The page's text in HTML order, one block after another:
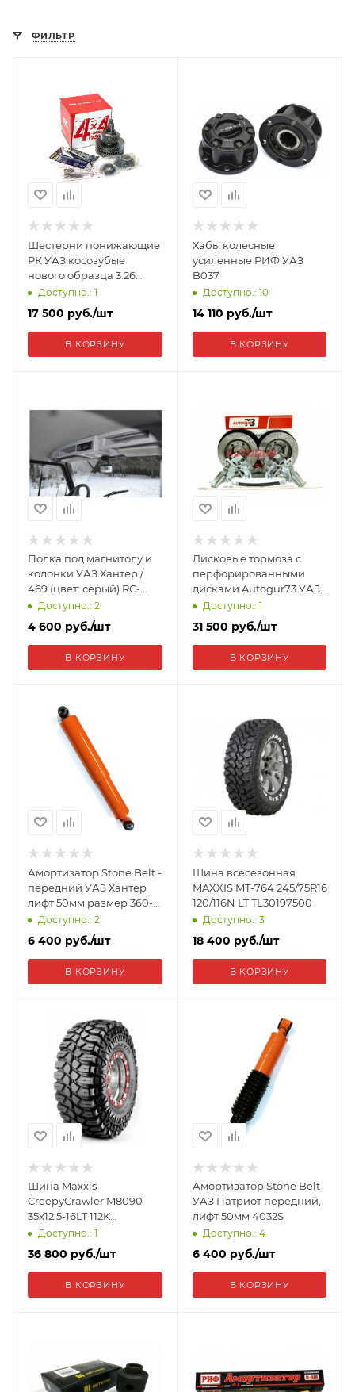
ФИЛЬТР
Шестерни понижающие
РК УАЗ косозубые
нового образца 3.26
(47/29/47) AG3160-00-
1802032-60
Доступно.: 1
17 500 руб./шт
В КОРЗИНУ
Хабы колесные
усиленные РИФ УАЗ
B037
Доступно.: 10
14 110 руб./шт
В КОРЗИНУ
Полка под магнитолу и
колонки УАЗ Хантер /
469 (цвет: серый) RC-
Hunter/GRAY
Доступно.: 2
4 600 руб./шт
В КОРЗИНУ
Дисковые тормоза с
перфорированными
дисками Autogur73 УАЗ
Патриот 2013- задний
мост с суппортом
ВАЗ-2112(под ручник) N-
DT-UAZ-SP-Z-PD
Доступно.: 1
31 500 руб./шт
В КОРЗИНУ
Амортизатор Stone Belt -
передний УАЗ Хантер
лифт 50мм размер 360-
570 мм 4012S
Доступно.: 2
6 400 руб./шт
В КОРЗИНУ
Шина всесезонная
MAXXIS MT-764 245/75R16
120/116N LT TL30197500
Доступно.: 3
18 400 руб./шт
В КОРЗИНУ
Шина Maxxis
CreepyCrawler M8090
35х12.5-16LT 112K
ETL30007200
Доступно.: 1
36 800 руб./шт
В КОРЗИНУ
Амортизатор Stone Belt
УАЗ Патриот передний,
лифт 50мм 4032S
Доступно.: 4
6 400 руб./шт
В КОРЗИНУ